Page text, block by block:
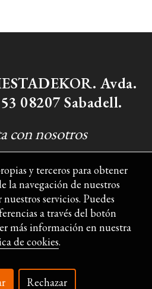
Avda.
08207 Sabadell.
con nosotros
y terceros para obtener
la navegación de nuestros
servicios. Puedes
a través del botón
más información en nuestra
de cookies.
Rechazar